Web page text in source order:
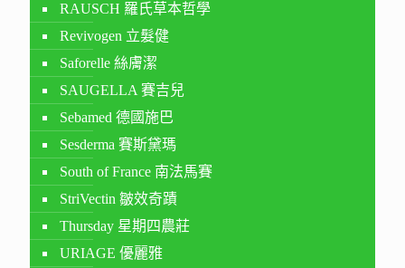
RAUSCH 羅氏草本哲學
Revivogen 立髮健
Saforelle 絲膚潔
SAUGELLA 賽吉兒
Sebamed 德國施巴
Sesderma 賽斯黛瑪
South of France 南法馬賽
StriVectin 皺效奇蹟
Thursday 星期四農莊
URIAGE 優麗雅